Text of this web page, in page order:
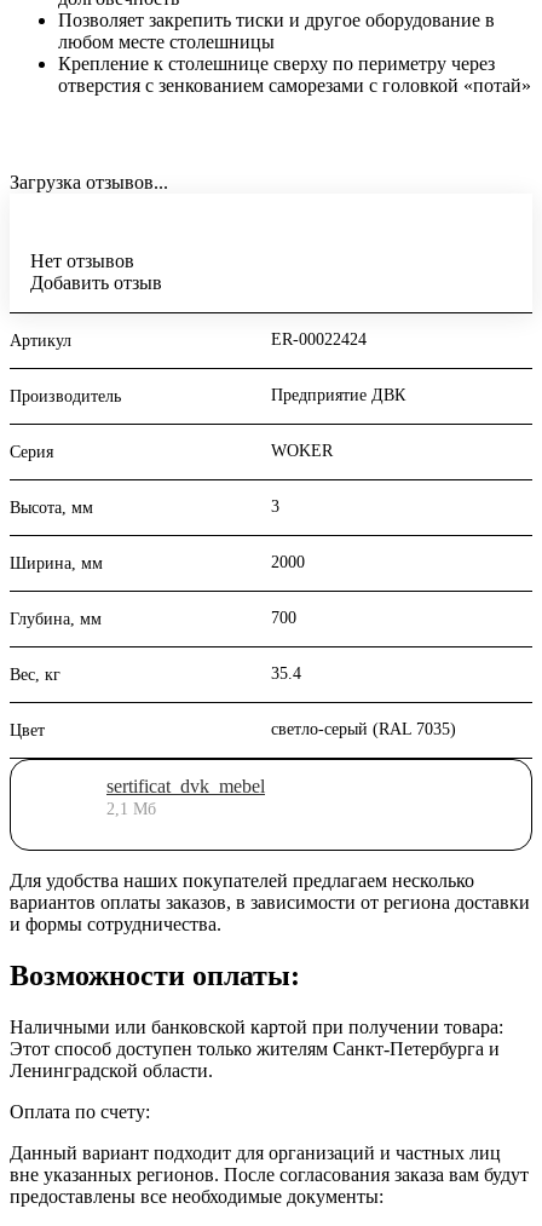
Позволяет закрепить тиски и другое оборудование в
любом месте столешницы
Крепление к столешнице сверху по периметру через
отверстия с зенкованием саморезами с головкой «потай»
Загрузка отзывов...
Нет отзывов
Добавить отзыв
Артикул ER-00022424
Производитель Предприятие ДВК
Серия WOKER
Высота, мм 3
Ширина, мм 2000
Глубина, мм 700
Вес, кг 35.4
Цвет светло-серый (RAL 7035)
sertificat_dvk_mebel
2,1 Мб
Для удобства наших покупателей предлагаем несколько
вариантов оплаты заказов, в зависимости от региона доставки
и формы сотрудничества.
Возможности оплаты:
Наличными или банковской картой при получении товара:
Этот способ доступен только жителям Санкт-Петербурга и
Ленинградской области.
Оплата по счету:
Данный вариант подходит для организаций и частных лиц
вне указанных регионов. После согласования заказа вам будут
предоставлены все необходимые документы: